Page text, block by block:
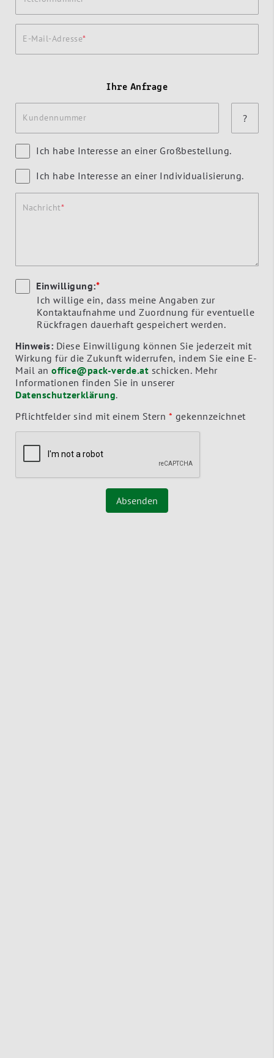
E-Mail-Adresse
Ihre Anfrage
Kundennummer ?
Ich habe Interesse an einer Großbestellung.
Ich habe Interesse an einer Individualisierung.
Nachricht
Einwilligung:*
Ich willige ein, dass meine Angaben zur
Kontaktaufnahme und Zuordnung für eventuelle
Rückfragen dauerhaft gespeichert werden.
Hinweis: Diese Einwilligung können Sie jederzeit mit
Wirkung für die Zukunft widerrufen, indem Sie eine E-
Mail an office@pack-verde.at
Informationen finden Sie in unserer
Datenschutzerklärung.
Pflichtfelder sind mit einem Stern * gekennzeichnet
Absenden